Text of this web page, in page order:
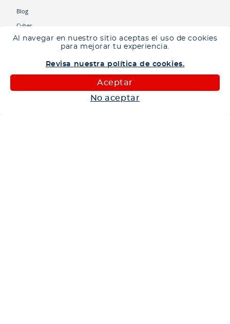
Al navegar en nuestro sitio aceptas el uso de cookies
para mejorar tu experiencia.
Revisa nuestra política de cookies.
Aceptar
No aceptar
Blog
Cyber